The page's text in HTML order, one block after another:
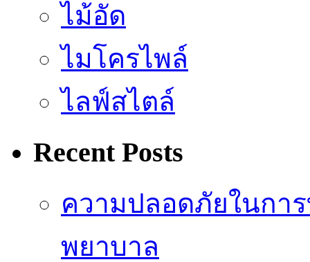
ไม้อัด
ไมโครไพล์
ไลฟ์สไตล์
Recent Posts
ความปลอดภัยในกา
พยาบาล